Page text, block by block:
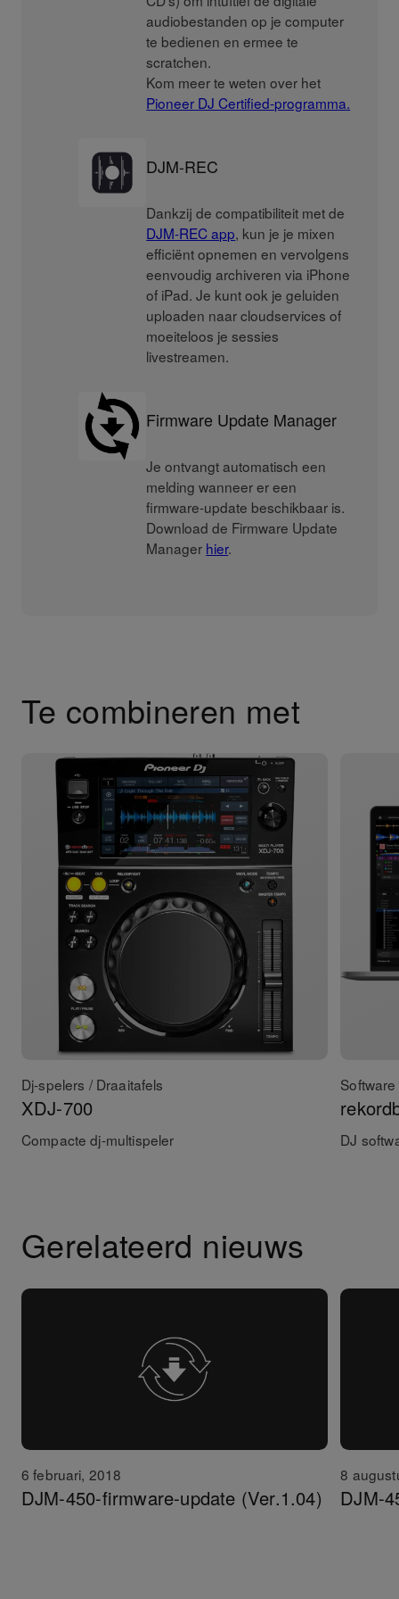
audiobestanden op je computer
te bedienen en ermee te
scratchen.
Kom meer te weten over het
Pioneer DJ Certified-programma.
DJM-REC
Dankzij de compatibiliteit met de
DJM-REC app, kun je je mixen
efficiënt opnemen en vervolgens
eenvoudig archiveren via iPhone
of iPad. Je kunt ook je geluiden
uploaden naar cloudservices of
moeiteloos je sessies
livestreamen.
Firmware Update Manager
Je ontvangt automatisch een
melding wanneer er een
firmware-update beschikbaar is.
Download de Firmware Update
Manager hier.
Te combineren met
Dj-spelers / Draaitafels
XDJ-700
Compacte dj-multispeler DJ
Gerelateerd nieuws
6 februari, 2018
DJM-450-firmware-update (Ver.1.04)
8
DJM-